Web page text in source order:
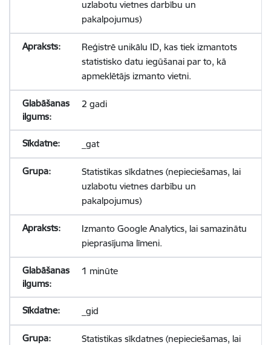
uzlabotu vietnes darbību un
pakalpojumus)
Reģistrē unikālu ID, kas tiek izmantots
statistisko datu iegūšanai par to, kā
apmeklētājs izmanto vietni.
2 gadi
_gat
Statistikas sīkdatnes (nepieciešamas, lai
uzlabotu vietnes darbību un
pakalpojumus)
Izmanto Google Analytics, lai samazinātu
pieprasījuma līmeni.
1 minūte
_gid
Statistikas sīkdatnes (nepieciešamas, lai